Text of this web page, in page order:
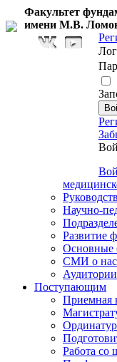
Факультет
имени М.В.
Научно-
Развитие
Основные
СМИ о нас
Аудитории
Поступающим
Приемная
Работа со